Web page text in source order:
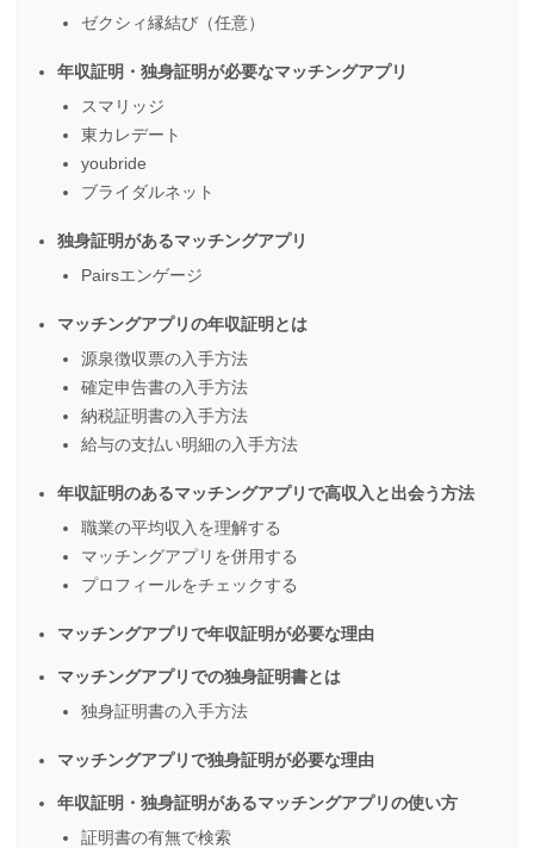
ゼクシィ縁結び（任意）
年収証明・独身証明が必要なマッチングアプリ
スマリッジ
東カレデート
youbride
ブライダルネット
独身証明があるマッチングアプリ
Pairsエンゲージ
マッチングアプリの年収証明とは
源泉徴収票の入手方法
確定申告書の入手方法
納税証明書の入手方法
給与の支払い明細の入手方法
年収証明のあるマッチングアプリで高収入と出会う方法
職業の平均収入を理解する
マッチングアプリを併用する
プロフィールをチェックする
マッチングアプリで年収証明が必要な理由
マッチングアプリでの独身証明書とは
独身証明書の入手方法
マッチングアプリで独身証明が必要な理由
年収証明・独身証明があるマッチングアプリの使い方
証明書の有無で検索